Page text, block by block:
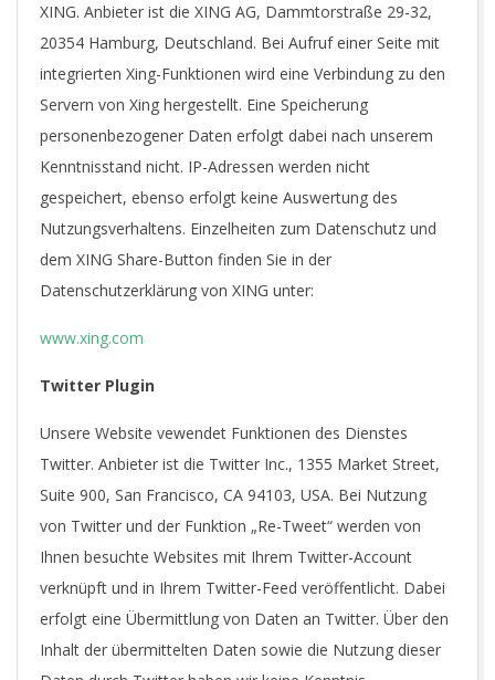
XING. Anbieter ist die XING AG, Dammtorstraße 29-32,
20354 Hamburg, Deutschland. Bei Aufruf einer Seite mit
integrierten Xing-Funktionen wird eine Verbindung zu den
Servern von Xing hergestellt. Eine Speicherung
personenbezogener Daten erfolgt dabei nach unserem
Kenntnisstand nicht. IP-Adressen werden nicht
gespeichert, ebenso erfolgt keine Auswertung des
Nutzungsverhaltens. Einzelheiten zum Datenschutz und
dem XING Share-Button finden Sie in der
Datenschutzerklärung von XING unter:
www.xing.com
Twitter Plugin
Unsere Website vewendet Funktionen des Dienstes
Twitter. Anbieter ist die Twitter Inc., 1355 Market Street,
Suite 900, San Francisco, CA 94103, USA. Bei Nutzung
von Twitter und der Funktion „Re-Tweet“ werden von
Ihnen besuchte Websites mit Ihrem Twitter-Account
verknüpft und in Ihrem Twitter-Feed veröffentlicht. Dabei
erfolgt eine Übermittlung von Daten an Twitter. Über den
Inhalt der übermittelten Daten sowie die Nutzung dieser